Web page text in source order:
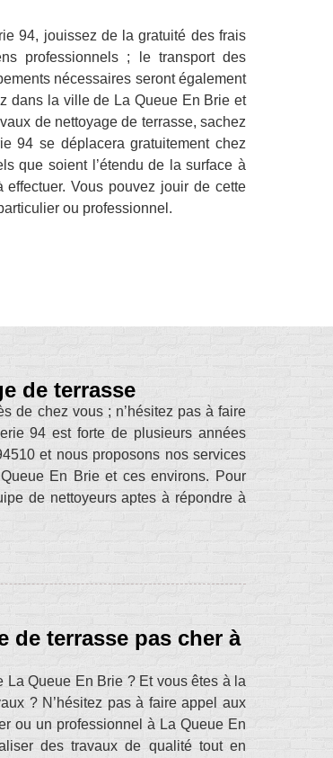
94, jouissez de la gratuité des frais
professionnels ; le transport des
nécessaires seront également
dans la ville de La Queue En Brie et
de nettoyage de terrasse, sachez
94 se déplacera gratuitement chez
que soient l’étendu de la surface à
effectuer. Vous pouvez jouir de cette
ou professionnel.
de terrasse
de chez vous ; n’hésitez pas à faire
94 est forte de plusieurs années
et nous proposons nos services
En Brie et ces environs. Pour
de nettoyeurs aptes à répondre à
de terrasse pas cher à
Queue En Brie ? Et vous êtes à la
? N’hésitez pas à faire appel aux
ou un professionnel à La Queue En
des travaux de qualité tout en